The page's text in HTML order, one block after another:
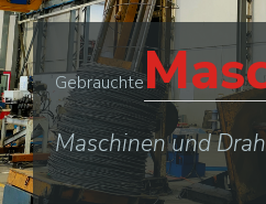
Gebrauchte
Maschinen und